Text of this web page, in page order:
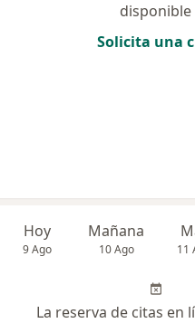
disponible
Solicita una
Hoy
9 Ago
Mañana
10 Ago 11
La reserva de citas en